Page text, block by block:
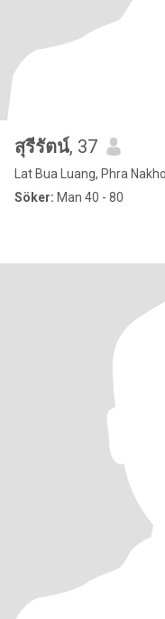
สุรีรัตน์, 37
Lat Bua Luang, Phra
Söker: Man 40 - 80